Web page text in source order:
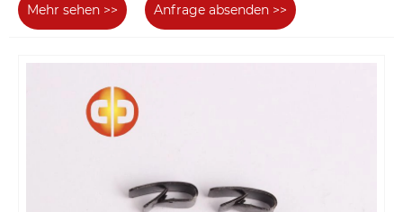
Mehr sehen >> Anfrage absenden >>